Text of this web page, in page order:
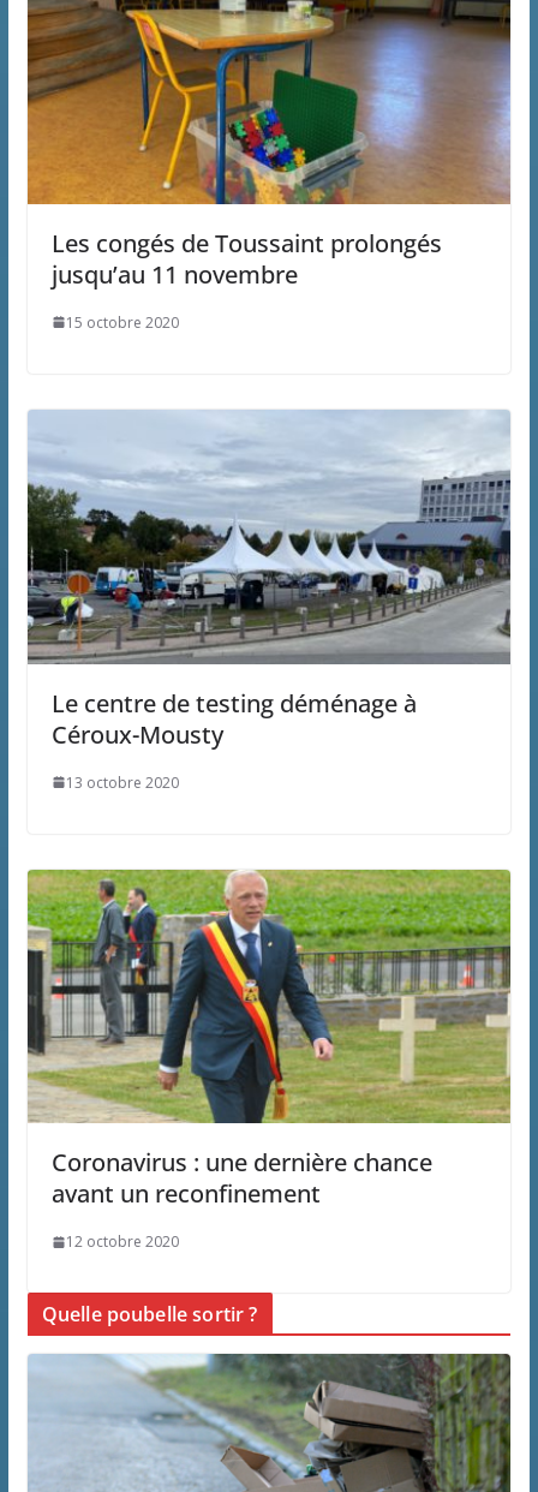
Les congés de Toussaint prolongés
jusqu’au 11 novembre
15 octobre 2020
Le centre de testing déménage à
Céroux-Mousty
13 octobre 2020
Coronavirus : une dernière chance
avant un reconfinement
12 octobre 2020
Quelle poubelle sortir ?